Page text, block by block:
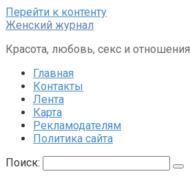
Перейти к контенту
Женский журнал
Красота, любовь, секс и отношения
Главная
Контакты
Лента
Карта
Рекламодателям
Политика сайта
Поиск: